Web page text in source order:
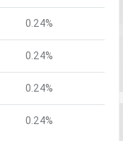
0.24%
0.24%
0.24%
0.24%